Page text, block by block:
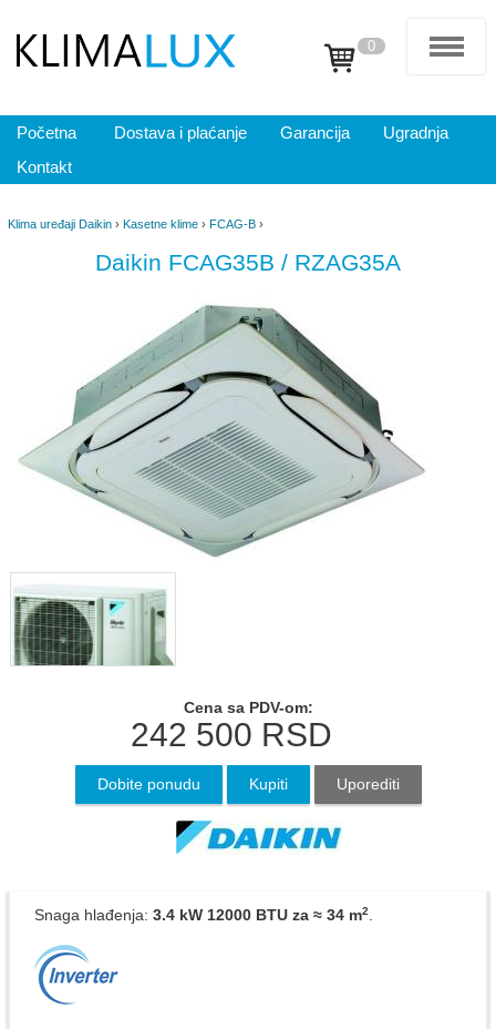
0
Početna Dostava i plaćanje Garancija
Ugradnja
Kontakt
Klima uređaji Daikin › Kasetne klime › FCAG-B ›
Daikin FCAG35B / RZAG35A
Cena sa PDV-om:
242 500 RSD
Dobite ponudu Kupiti Uporediti
Snaga hlađenja: 3.4 kW 12000 BTU za ≈ 34 m2.